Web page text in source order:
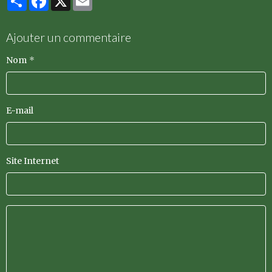
Ajouter un commentaire
Nom
E-mail
Site Internet